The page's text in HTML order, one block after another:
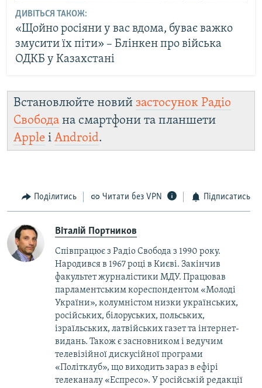
ДИВІТЬСЯ ТАКОЖ:
«Щойно росіяни у вас вдома, буває важко
змусити їх піти» – Блінкен про війська
ОДКБ у Казахстані
Встановлюйте новий застосунок Радіо
Свобода на смартфони та планшети
Apple і Android.
Поділитись Читати без VPN Підписатись
Віталій Портников
Співпрацює з Радіо Свобода з 1990 року.
Народився в 1967 році в Києві. Закінчив
факультет журналістики МДУ. Працював
парламентським кореспондентом «Молоді
України», колумністом низки українських,
російських, білоруських, польських,
ізраїльських, латвійських газет та інтернет-
видань. Також є засновником і ведучим
телевізійної дискусійної програми
«Політклуб», що виходить зараз в ефірі
телеканалу «Еспресо». У російській редакції